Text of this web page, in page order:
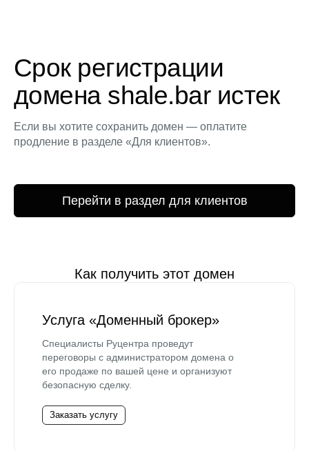
Срок регистрации
домена shale.bar истек
Если вы хотите сохранить домен — оплатите
продление в разделе «Для клиентов».
Перейти в раздел для клиентов
Как получить этот домен
Услуга «Доменный брокер»
Специалисты Руцентра проведут
переговоры с администратором домена о
его продаже по вашей цене и организуют
безопасную сделку.
Заказать услугу